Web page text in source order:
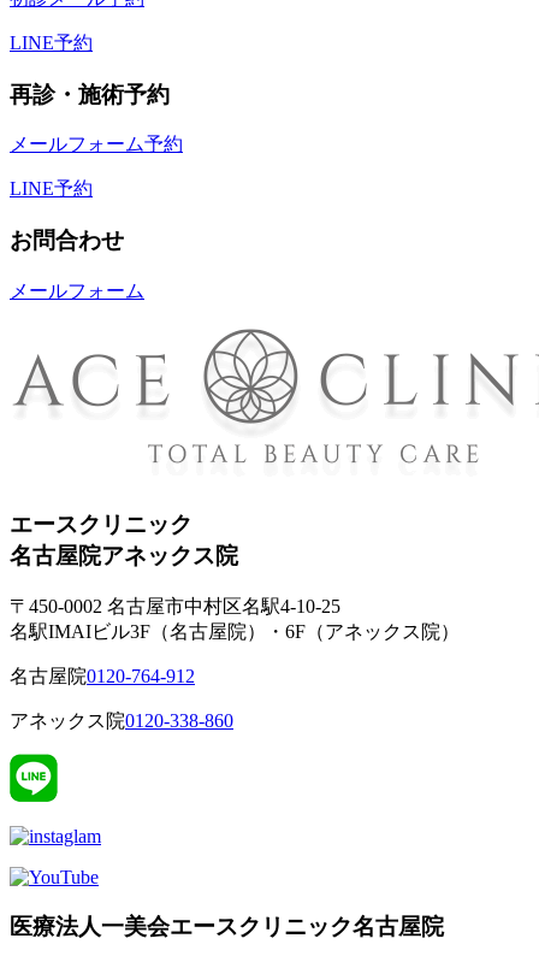
LINE予約
再診・施術予約
メールフォーム予約
LINE予約
お問合わせ
メールフォーム
エースクリニック
名古屋院アネックス院
〒450-0002 名古屋市中村区名駅4-10-25
名駅IMAIビル3F（名古屋院）・6F（アネックス院）
名古屋院0120-764-912
アネックス院0120-338-860
医療法人一美会エースクリニック名古屋院